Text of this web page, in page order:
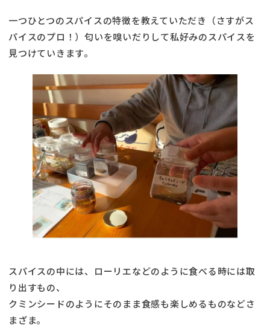
一つひとつのスパイスの特徴を教えていただき（さすがス
パイスのプロ！）匂いを嗅いだりして私好みのスパイスを
見つけていきます。
スパイスの中には、ローリエなどのように食べる時には取
り出すもの、
クミンシードのようにそのまま食感も楽しめるものなどさ
まざま。